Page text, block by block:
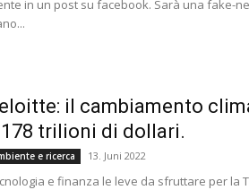
in un post su facebook. Sarà una fake-
il cambiamento
trilioni di dollari.
e ricerca 13. Juni 2022
e finanza le leve da sfruttare per la